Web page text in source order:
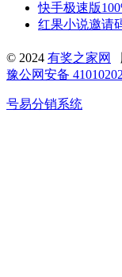
快手极速版
红果小说邀请
© 2024 有奖之家网
豫公网安备
号易分销系统